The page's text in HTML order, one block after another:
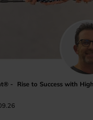
- Rise to Success with